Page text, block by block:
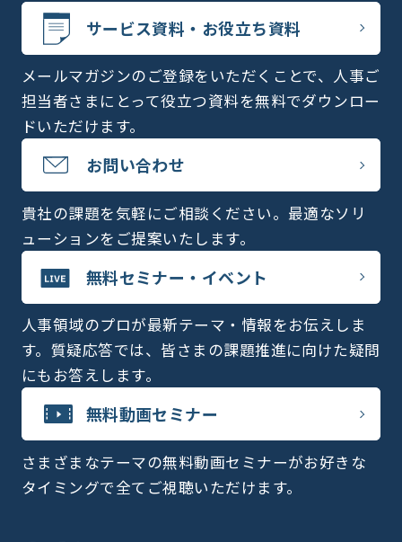
サービス資料・お役立ち資料
メールマガジンのご登録をいただくことで、人事ご
担当者さまにとって役立つ資料を無料でダウンロー
ドいただけます。
お問い合わせ
貴社の課題を気軽にご相談ください。最適なソリ
ューションをご提案いたします。
無料セミナー・イベント
人事領域のプロが最新テーマ・情報をお伝えしま
す。質疑応答では、皆さまの課題推進に向けた疑問
にもお答えします。
無料動画セミナー
さまざまなテーマの無料動画セミナーがお好きな
タイミングで全てご視聴いただけます。